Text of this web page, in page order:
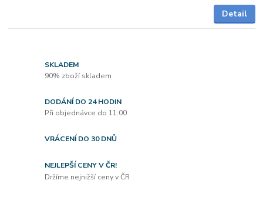
Detail
SKLADEM
90% zboží skladem
DODÁNÍ DO 24 HODIN
Při objednávce do 11:00
VRÁCENÍ DO 30 DNŮ
NEJLEPŠÍ CENY V ČR!
Držíme nejnižší ceny v ČR